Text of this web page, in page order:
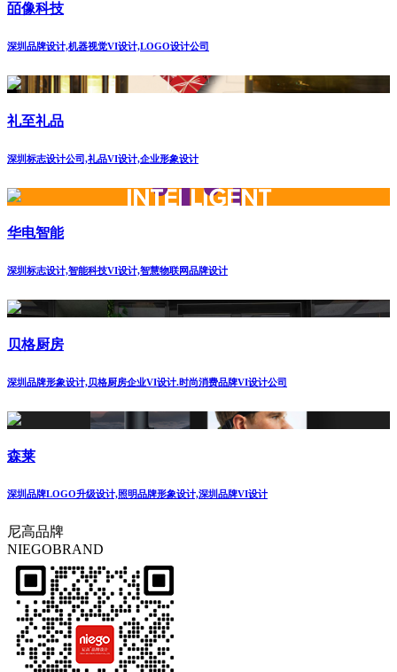
皕像科技
深圳品牌设计,机器视觉VI设计,LOGO设计公司
礼至礼品
深圳标志设计公司,礼品VI设计,企业形象设计
华电智能
深圳标志设计,智能科技VI设计,智慧物联网品牌设计
贝格厨房
深圳品牌形象设计,贝格厨房企业VI设计.时尚消费品牌VI设计公司
森莱
深圳品牌LOGO升级设计,照明品牌形象设计,深圳品牌VI设计
尼高品牌
NIEGOBRAND